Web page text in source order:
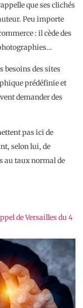
que ses clichés
Peu importe
: il cède des
besoins des sites
prédéfinie et
demander des
pas ici de
selon lui, de
au taux normal de
de Versailles du 4